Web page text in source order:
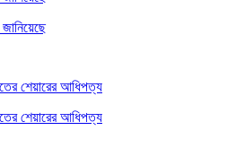
শেয়ারের আধিপত্য
শেয়ারের আধিপত্য